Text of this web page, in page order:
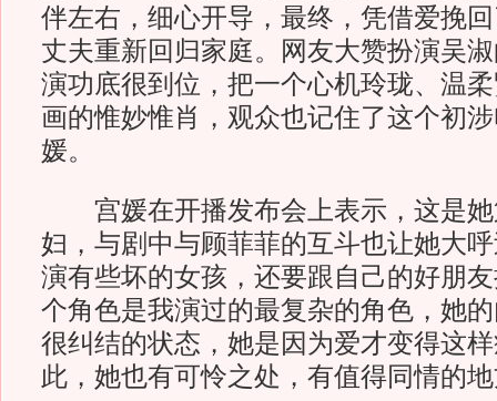
伴左右，细心开导，最终，凭借爱挽
丈夫重新回归家庭。网友大赞扮演吴
演功底很到位，把一个心机玲珑、温
画的惟妙惟肖，观众也记住了这个初
媛。
宫媛在开播发布会上表示，这是她
妇，与剧中与顾菲菲的互斗也让她大
演有些坏的女孩，还要跟自己的好朋
个角色是我演过的最复杂的角色，她
很纠结的状态，她是因为爱才变得这
此，她也有可怜之处，有值得同情的地